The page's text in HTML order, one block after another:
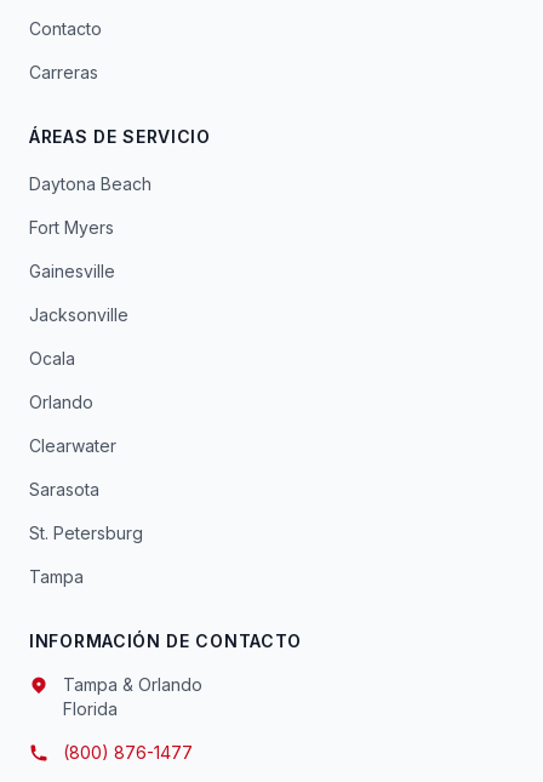
Contacto
Carreras
ÁREAS DE SERVICIO
Daytona Beach
Fort Myers
Gainesville
Jacksonville
Ocala
Orlando
Clearwater
Sarasota
St. Petersburg
Tampa
INFORMACIÓN DE CONTACTO
Tampa & Orlando
Florida
(800) 876-1477